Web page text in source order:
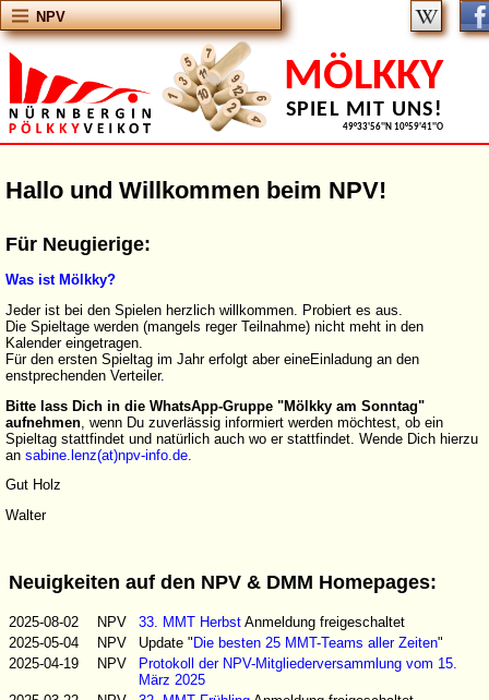
MÖLKKY
SPIEL MIT UNS!
49°33'56''N 10°59'41''O
NPV
Hallo und Willkommen beim NPV!
Für Neugierige:
Was ist Mölkky?
Jeder ist bei den Spielen herzlich willkommen. Probiert es aus.
Die Spieltage werden (mangels reger Teilnahme) nicht meht in den
Kalender eingetragen.
Für den ersten Spieltag im Jahr erfolgt aber eineEinladung an den
enstprechenden Verteiler.
Bitte lass Dich in die WhatsApp-Gruppe "Mölkky am Sonntag"
aufnehmen , wenn Du zuverlässig informiert werden möchtest, ob ein
Spieltag stattfindet und natürlich auch wo er stattfindet. Wende Dich hierzu
an sabine.lenz(at)npv-info.de
Gut Holz
Walter
Neuigkeiten auf den NPV & DMM Homepages:
2025-08-02 NPV 33. MMT Herbst Anmeldung freigeschaltet
2025-05-04
NPV Update "Die besten 25 MMT-Teams aller Zeiten"
2025-04-19
NPV
Protokoll der NPV-Mitgliederversammlung vom 15.
März 2025